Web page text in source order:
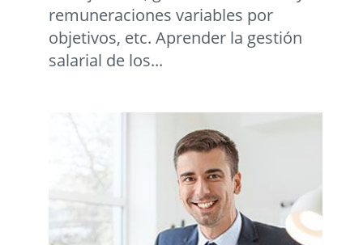
remuneraciones variables por
objetivos, etc. Aprender la gestión
salarial de los...